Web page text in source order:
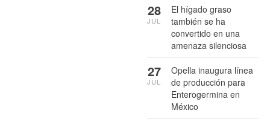
El hígado graso
también se ha
convertido en una
amenaza silenciosa
28
JUL
Opella inaugura línea
de producción para
Enterogermina en
México
27
JUL